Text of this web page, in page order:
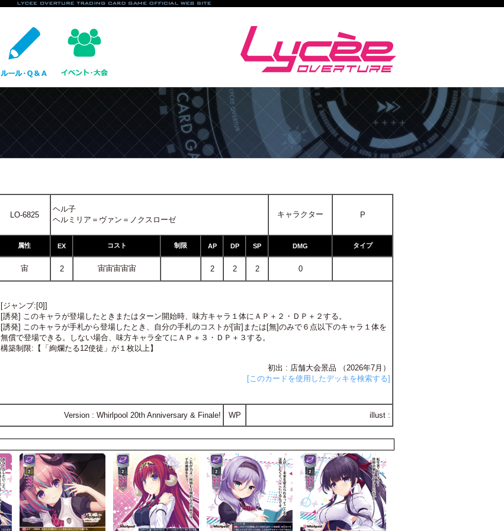
LO-6825
ヘル子
ヘルミリア＝ヴァン＝ノクスローゼ
キャラクター P
属性 EX コスト 制限 AP DP SP DMG タイプ
宙 2 宙宙宙宙宙 2 2 2 0
[ジャンプ:[0]]
[誘発] このキャラが登場したときまたはターン開始時、味方キャラ１体にＡＰ＋２・ＤＰ＋２する。
[誘発] このキャラが手札から登場したとき、自分の手札のコストが[宙]または[無]のみで６点以下のキャラ１体を
無償で登場できる。しない場合、味方キャラ全てにＡＰ＋３・ＤＰ＋３する。
構築制限:【「絢爛たる12使徒」が１枚以上】
初出 : 店舗大会景品 （2026年7月）
[このカードを使用したデッキを検索する]
Version : Whirlpool 20th Anniversary & Finale! WP illust :